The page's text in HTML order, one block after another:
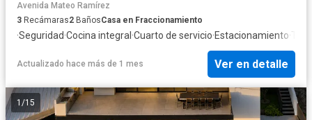
Avenida Mateo Ramírez
3 Recámaras2 BañosCasa en Fraccionamiento
·Seguridad·Cocina integral ·Cuarto de servicio·Estacionamiento·
Actualizado hace más de 1 mes Ver en detalle
1 /15